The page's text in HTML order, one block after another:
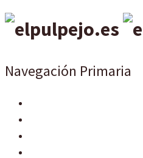
Navegación Primaria